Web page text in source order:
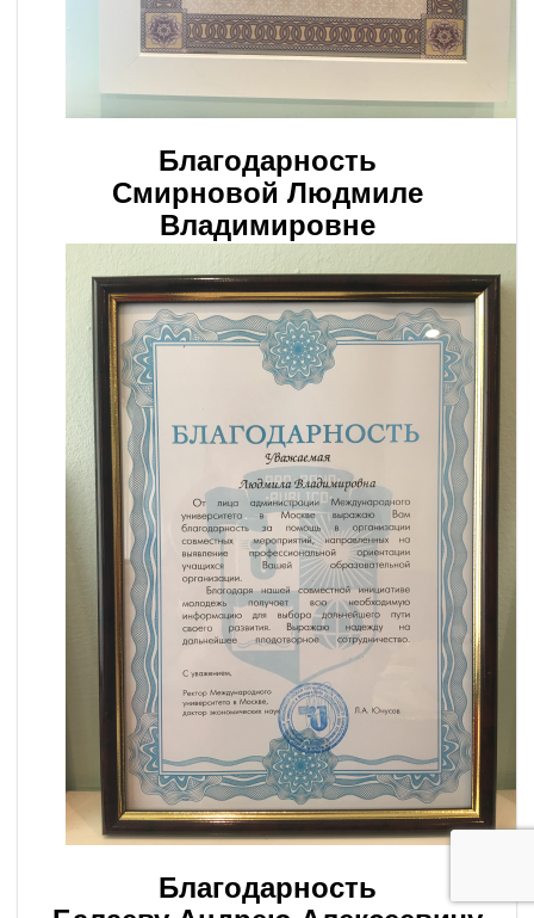
Благодарность
Смирновой Людмиле
Владимировне
Благодарность